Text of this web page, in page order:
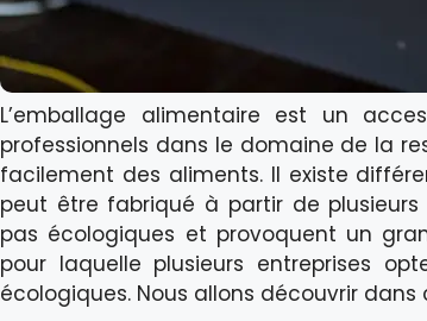
L’emballage alimentaire est un
professionnels dans le domaine de la
facilement des aliments. Il existe
peut être fabriqué à partir de
pas écologiques et provoquent un
pour laquelle plusieurs entreprises
écologiques. Nous allons découvrir